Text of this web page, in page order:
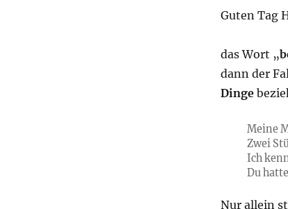
Guten Tag
das Wort „
dann der
Dinge
Meine
Zwei
Ich
Du
Nur allein